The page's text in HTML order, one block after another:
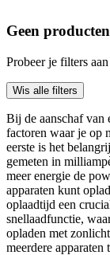
Geen
Probeer je filters
Wis alle filters
Bij de aanschaf van
factoren waar je op
eerste is het
gemeten in
meer energie de
apparaten kunt
oplaadtijd een
snellaadfunctie,
opladen met
meerdere